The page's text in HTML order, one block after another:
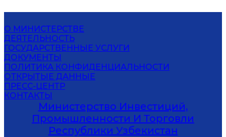
О МИНИСТЕРСТВЕ
ДЕЯТЕЛЬНОСТЬ
ГОСУДАРСТВЕННЫЕ УСЛУГИ
ДОКУМЕНТЫ
ПОЛИТИКА КОНФИДЕНЦИАЛЬНОСТИ
ОТКРЫТЫЕ ДАННЫЕ
ПРЕСС-ЦЕНТР
КОНТАКТЫ
Министерство Инвестиций,
Промышленности И Торговли
Республики Узбекистан